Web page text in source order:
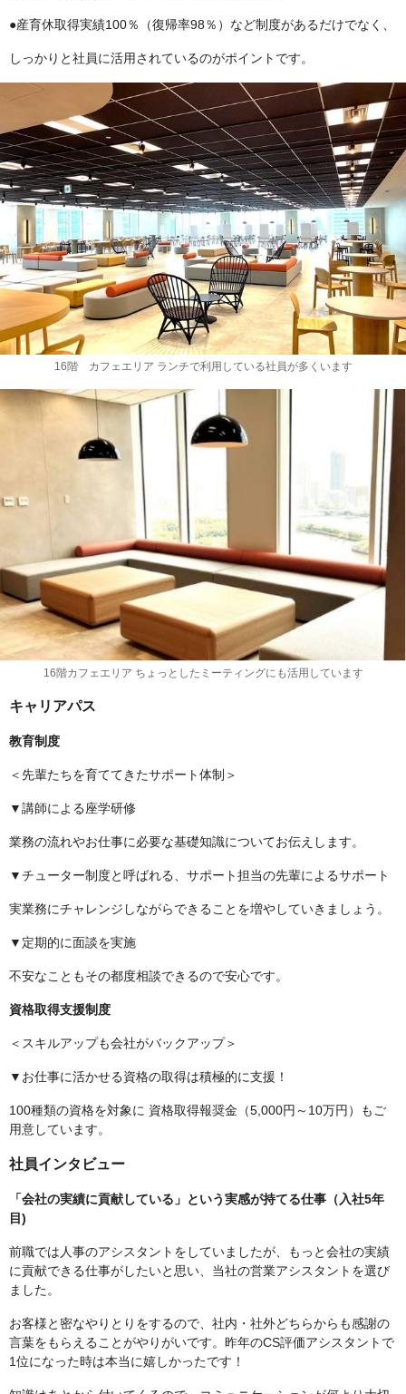
●産育休取得実績100％（復帰率98％）など制度があるだけでなく、
しっかりと社員に活用されているのがポイントです。
16階 カフェエリア ランチで利用している社員が多くいます
16階カフェエリア ちょっとしたミーティングにも活用しています
キャリアパス
教育制度
＜先輩たちを育ててきたサポート体制＞
▼講師による座学研修
業務の流れやお仕事に必要な基礎知識についてお伝えします。
▼チューター制度と呼ばれる、サポート担当の先輩によるサポート
実業務にチャレンジしながらできることを増やしていきましょう。
▼定期的に面談を実施
不安なこともその都度相談できるので安心です。
資格取得支援制度
＜スキルアップも会社がバックアップ＞
▼お仕事に活かせる資格の取得は積極的に支援！
100種類の資格を対象に 資格取得報奨金（5,000円～10万円）もご
用意しています。
社員インタビュー
「会社の実績に貢献している」という実感が持てる仕事（入社5年
目)
前職では人事のアシスタントをしていましたが、もっと会社の実績
に貢献できる仕事がしたいと思い、当社の営業アシスタントを選び
ました。
お客様と密なやりとりをするので、社内・社外どちらからも感謝の
言葉をもらえることがやりがいです。昨年のCS評価アシスタントで
1位になった時は本当に嬉しかったです！